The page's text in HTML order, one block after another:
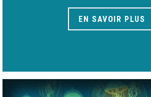
EN SAVOIR PLUS